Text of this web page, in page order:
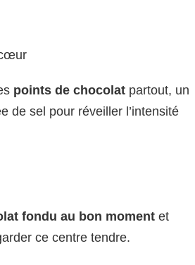
points de chocolat partout, un
de sel pour réveiller l’intensité
fondu au bon moment et
ce centre tendre.